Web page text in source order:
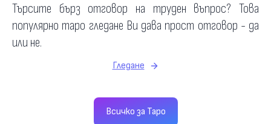
Търсите бърз отговор на труден въпрос? Това
популярно таро гледане Ви дава прост отговор - да
или не.
Гледане
Всичко за Таро